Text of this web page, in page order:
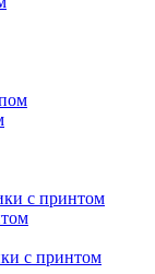
с принтом
с принтом